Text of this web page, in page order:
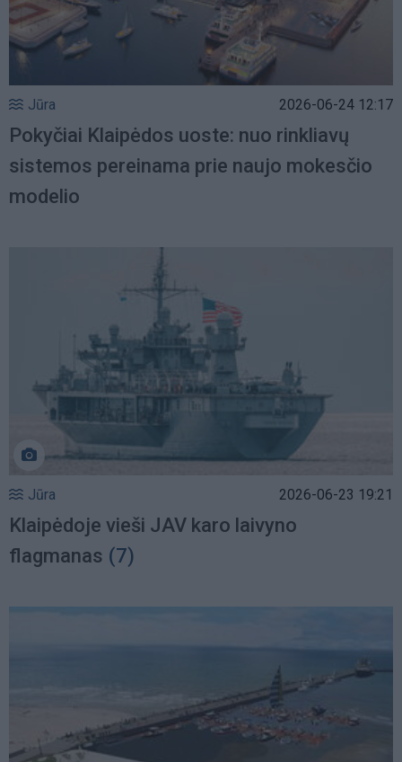
Jūra 2026-06-24 12:17
Pokyčiai Klaipėdos uoste: nuo rinkliavų
sistemos pereinama prie naujo mokesčio
modelio
Jūra 2026-06-23 19:21
Klaipėdoje vieši JAV karo laivyno
flagmanas (7)